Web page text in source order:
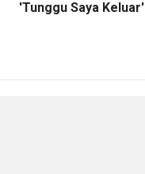
'Tunggu Saya Keluar'